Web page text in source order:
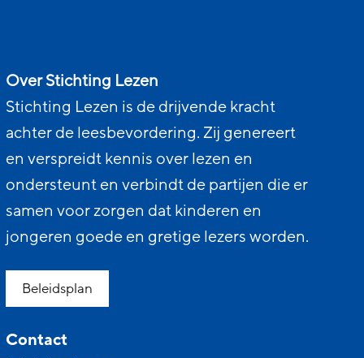
Over Stichting Lezen
Stichting Lezen is de drijvende kracht
achter de leesbevordering. Zij genereert
en verspreidt kennis over lezen en
ondersteunt en verbindt de partijen die er
samen voor zorgen dat kinderen en
jongeren goede en gretige lezers worden.
Beleidsplan
Contact